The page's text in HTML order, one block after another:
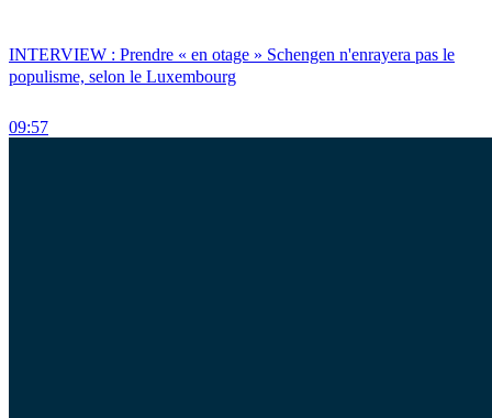
INTERVIEW : Prendre « en otage » Schengen n'enrayera pas le
populisme, selon le Luxembourg
09:57